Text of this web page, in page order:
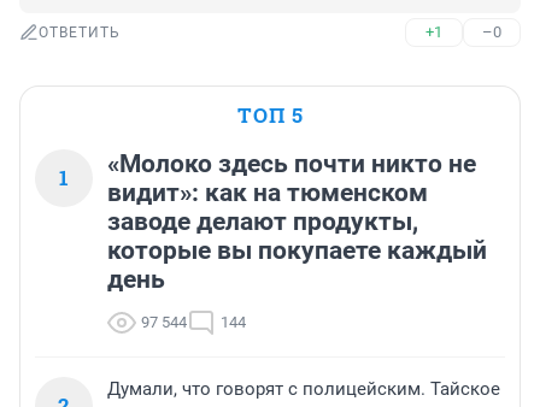
ОТВЕТИТЬ +1 –0
ТОП 5
1
«Молоко здесь почти никто не
видит»: как на тюменском
заводе делают продукты,
которые вы покупаете каждый
день
97 544 144
Думали, что говорят с полицейским. Тайское